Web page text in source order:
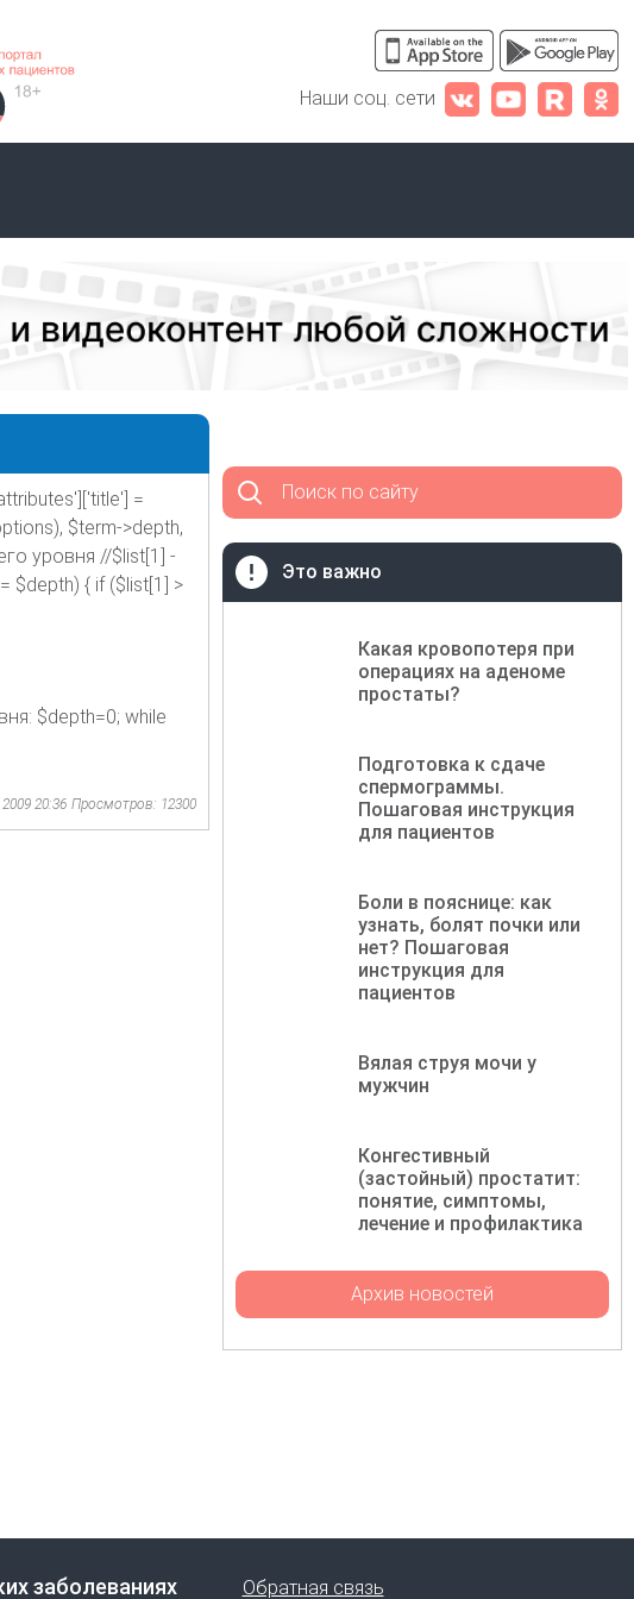
Наши соц. сети
=
$term->depth,
уровня //$list[1] -
$depth) { if ($list[1] >
$depth=0; while
20:36 Просмотров: 12300
Поиск по сайту
Это важно
Какая кровопотеря при
операциях на аденоме
простаты?
Подготовка к сдаче
спермограммы.
Пошаговая инструкция
для пациентов
Боли в пояснице: как
узнать, болят почки или
нет? Пошаговая
инструкция для
пациентов
Вялая струя мочи у
мужчин
Конгестивный
(застойный) простатит:
понятие, симптомы,
лечение и профилактика
Архив новостей
заболеваниях Обратная связь